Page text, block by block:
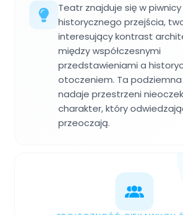
Teatr znajduje się w
historycznego przejścia,
interesujący kontrast
między współczesnymi
przedstawieniami a
otoczeniem. Ta podziemna
nadaje przestrzeni
charakter, który
przeoczają.